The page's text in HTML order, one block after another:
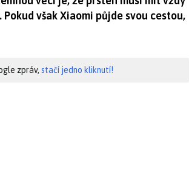
však Xiaomi půjde svou cestou,
zpráv, stačí jedno kliknutí!